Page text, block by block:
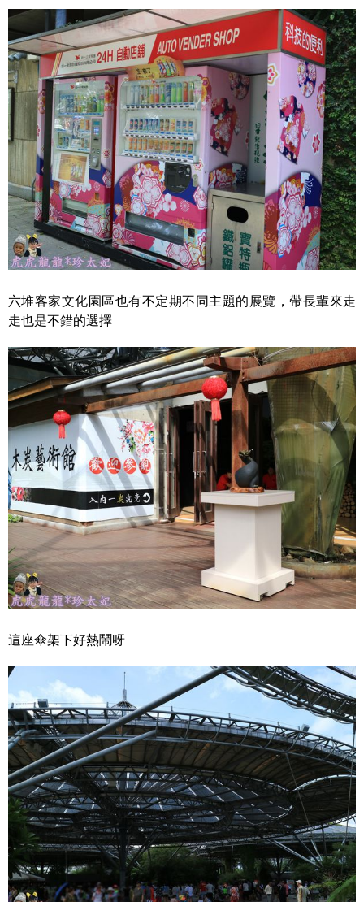
六堆客家文化園區也有不定期不同主題的展覽，帶長輩來走
走也是不錯的選擇
這座傘架下好熱鬧呀